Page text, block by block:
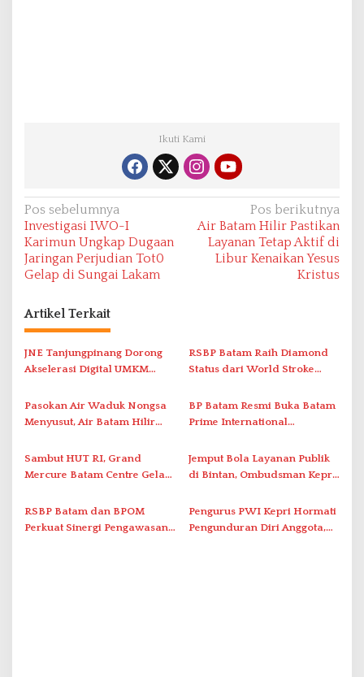
Ikuti Kami
N
a
v
i
g
a
s
i
o
Pos sebelumnya
Investigasi IWO-I
Karimun Ungkap Dugaan
Jaringan Perjudian Tot0
Gelap di Sungai Lakam
Pos berikutnya
Air Batam Hilir Pastikan
Layanan Tetap Aktif di
Libur Kenaikan Yesus
Kristus
Artikel Terkait
JNE Tanjungpinang Dorong
Akselerasi Digital UMKM
2026
RSBP Batam Raih Diamond
Status dari World Stroke
Penanganan Stroke
Berstandar Internasional
Pasokan Air Waduk Nongsa
Menyusut, Air Batam Hilir
Antar-IPAM
BP Batam Resmi Buka Batam
Prime International
2026 di Stadion Temenggung
Abdul Jamal
Sambut HUT RI, Grand
Mercure Batam Centre Gelar
Nusantara’
Jemput Bola Layanan Publik
di Bintan, Ombudsman Kepri
Solar Nelayan
RSBP Batam dan BPOM
Perkuat Sinergi Pengawasan
Pengurus PWI Kepri Hormati
Pengunduran Diri Anggota,